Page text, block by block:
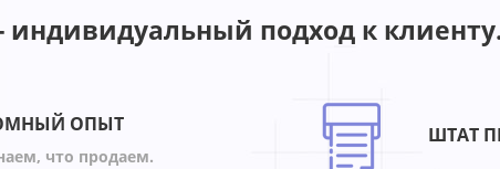
подход к
ОПЫТ
что продаем.
ШТАТ